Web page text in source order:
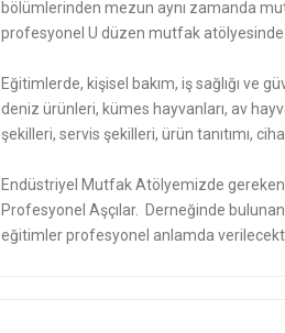
bölümlerinden mezun aynı zamanda
profesyonel U düzen mutfak
Eğitimlerde, kişisel bakım, iş sağlığı ve
deniz ürünleri, kümes hayvanları, av
şekilleri, servis şekilleri, ürün tanıtımı,
Endüstriyel Mutfak Atölyemizde
Profesyonel Aşçılar. Derneğinde
eğitimler profesyonel anlamda